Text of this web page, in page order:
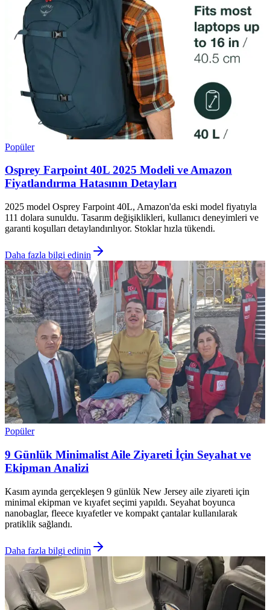
Popüler
Osprey Farpoint 40L 2025 Modeli ve Amazon
Fiyatlandırma Hatasının Detayları
2025 model Osprey Farpoint 40L, Amazon'da eski model fiyatıyla
111 dolara sunuldu. Tasarım değişiklikleri, kullanıcı deneyimleri ve
garanti koşulları detaylandırılıyor. Stoklar hızla tükendi.
Daha fazla bilgi edinin
Popüler
9 Günlük Minimalist Aile Ziyareti İçin Seyahat ve
Ekipman Analizi
Kasım ayında gerçekleşen 9 günlük New Jersey aile ziyareti için
minimal ekipman ve kıyafet seçimi yapıldı. Seyahat boyunca
nanobaglar, fleece kıyafetler ve kompakt çantalar kullanılarak
pratiklik sağlandı.
Daha fazla bilgi edinin